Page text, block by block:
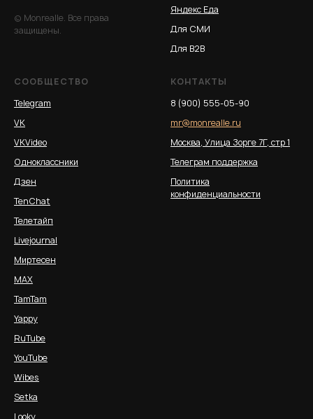
© Monrealle. Все права
защищены.
Яндекс Еда
Для СМИ
Для B2B
СООБЩЕСТВО
Telegram
VK
VKVideo
Одноклассники
Дзен
TenChat
Телетайп
Livejournal
Миртесен
MAX
TamTam
Yappy
RuTube
YouTube
Wibes
Setka
Looky
КОНТАКТЫ
8 (900) 555-05-90
mr@monrealle.ru
Москва, Улица Зорге 7Г, стр 1
Телеграм поддержка
Политика
конфиденциальности